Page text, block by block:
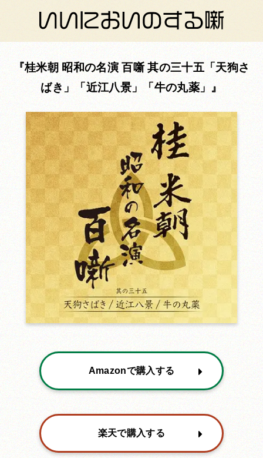
桂米朝 昭和の名演 百噺 其の三十五「天狗さ
ばき」「近江八景」「牛の丸薬」
Amazonで購入する
楽天で購入する